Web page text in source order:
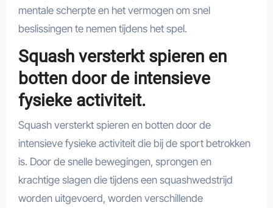
mentale scherpte en het vermogen om snel
beslissingen te nemen tijdens het spel.
Squash versterkt spieren en
botten door de intensieve
fysieke activiteit.
Squash versterkt spieren en botten door de
intensieve fysieke activiteit die bij de sport betrokken
is. Door de snelle bewegingen, sprongen en
krachtige slagen die tijdens een squashwedstrijd
worden uitgevoerd, worden verschillende